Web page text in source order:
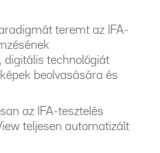
teremt az IFA-
digitális technológiát
beolvasására és
az IFA-tesztelés
teljesen automatizált